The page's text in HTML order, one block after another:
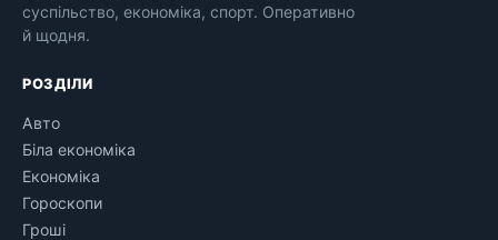
суспільство, економіка, спорт. Оперативно
й щодня.
РОЗДІЛИ
Авто
Біла економіка
Економіка
Гороскопи
Гроші